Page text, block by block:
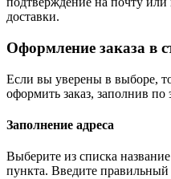
доставки.
Оформление заказа в
Если вы уверены в выборе,
оформить заказ, заполнив
Заполнение адреса
Выберите из списка
пункта. Введите правильный